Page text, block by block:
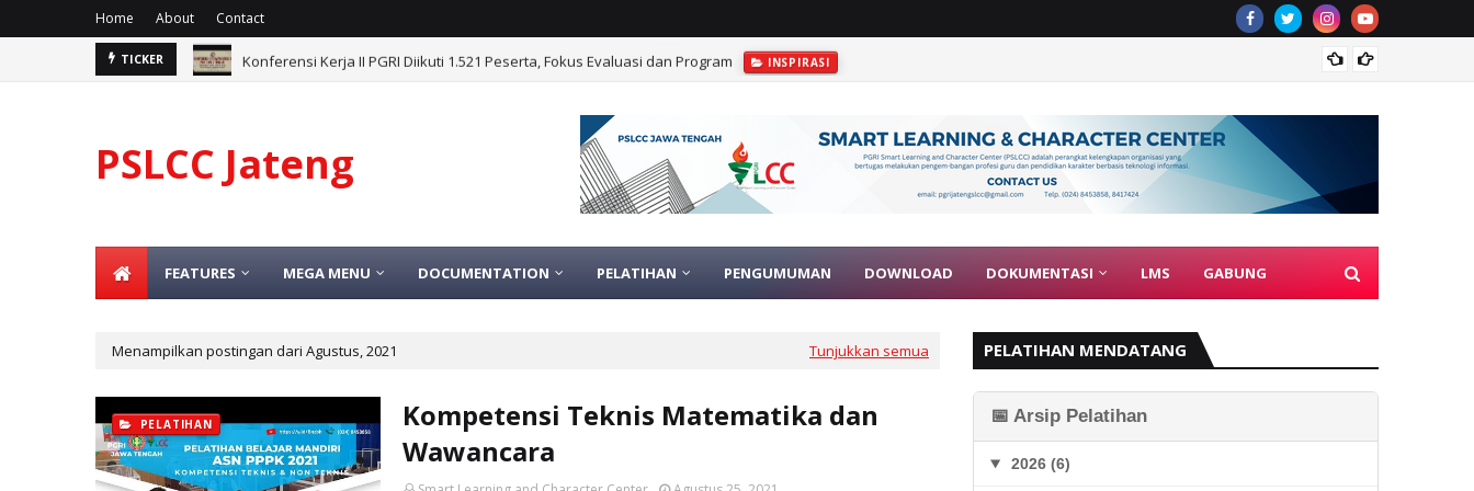
Home About Contact
TICKER Konferensi Kerja II PGRI Diikuti 1.521 Peserta, Fokus Evaluasi dan Program INSPIRASI
PSLCC Jateng
FEATURES MEGA MENU DOCUMENTATION PELATIHAN PENGUMUMAN DOWNLOAD DOKUMENTASI LMS GABUNG
Menampilkan postingan dari Agustus, 2021 Tunjukkan semua
PELATIHAN
Kompetensi Teknis Matematika dan
Wawancara
PELATIHAN MENDATANG
📅 Arsip Pelatihan
2026 (6)